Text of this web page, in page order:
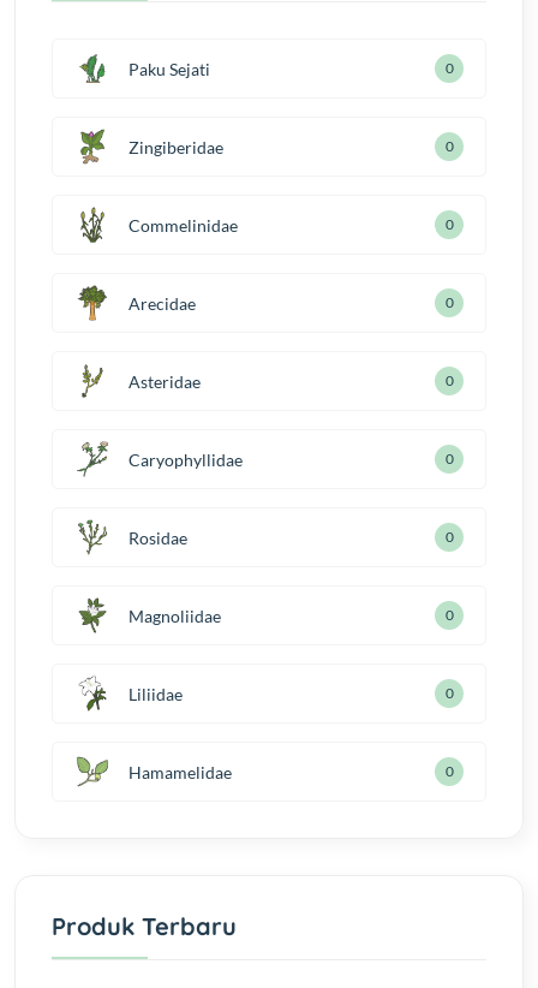
Paku Sejati 0
Zingiberidae 0
Commelinidae 0
Arecidae 0
Asteridae 0
Caryophyllidae 0
Rosidae 0
Magnoliidae 0
Liliidae 0
Hamamelidae 0
Produk Terbaru